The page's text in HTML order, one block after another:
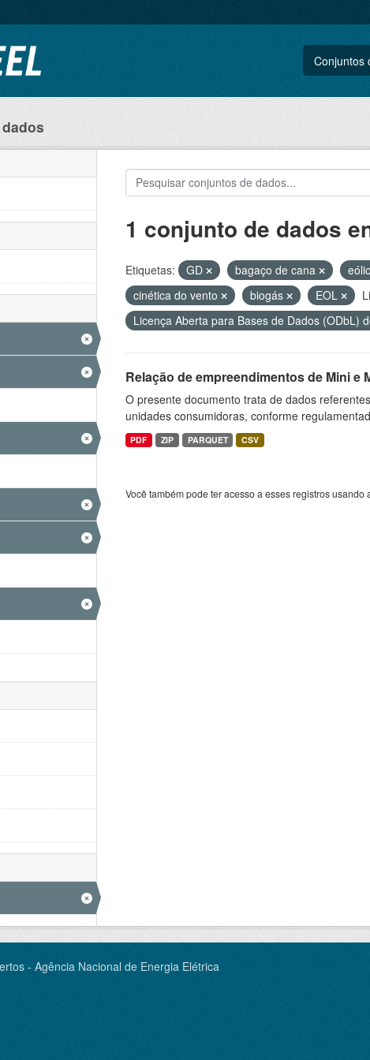
Conjuntos
1 conjunto de dados
Etiquetas: GD bagaço de cana
cinética do vento
biogás EOL
Licença Aberta para Bases de Dados (ODbL)
Relação de empreendimentos de Mini e
O presente documento trata de dados
unidades consumidoras, conforme
PDF ZIP PARQUET CSV
Você também pode ter acesso a esses registros usando
- Agência Nacional de Energia Elétrica